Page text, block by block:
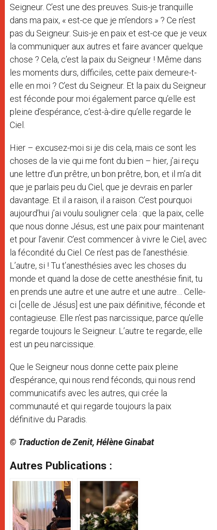
Seigneur. C’est une des preuves. Suis-je tranquille
dans ma paix, « est-ce que je m’endors » ? Ce n’est
pas du Seigneur. Suis-je en paix et est-ce que je veux
la communiquer aux autres et faire avancer quelque
chose ? Cela, c’est la paix du Seigneur ! Même dans
les moments durs, difficiles, cette paix demeure-t-
elle en moi ? C’est du Seigneur. Et la paix du Seigneur
est féconde pour moi également parce qu’elle est
pleine d’espérance, c’est-à-dire qu’elle regarde le
Ciel.
Hier – excusez-moi si je dis cela, mais ce sont les
choses de la vie qui me font du bien – hier, j’ai reçu
une lettre d’un prêtre, un bon prêtre, bon, et il m’a dit
que je parlais peu du Ciel, que je devrais en parler
davantage. Et il a raison, il a raison. C’est pourquoi
aujourd’hui j’ai voulu souligner cela : que la paix, celle
que nous donne Jésus, est une paix pour maintenant
et pour l’avenir. C’est commencer à vivre le Ciel, avec
la fécondité du Ciel. Ce n’est pas de l’anesthésie.
L’autre, si ! Tu t’anesthésies avec les choses du
monde et quand la dose de cette anesthésie finit, tu
en prends une autre et une autre et une autre… Celle-
ci [celle de Jésus] est une paix définitive, féconde et
contagieuse. Elle n’est pas narcissique, parce qu’elle
regarde toujours le Seigneur. L’autre te regarde, elle
est un peu narcissique.
Que le Seigneur nous donne cette paix pleine
d’espérance, qui nous rend féconds, qui nous rend
communicatifs avec les autres, qui crée la
communauté et qui regarde toujours la paix
définitive du Paradis.
© Traduction de Zenit, Hélène Ginabat
Autres Publications :